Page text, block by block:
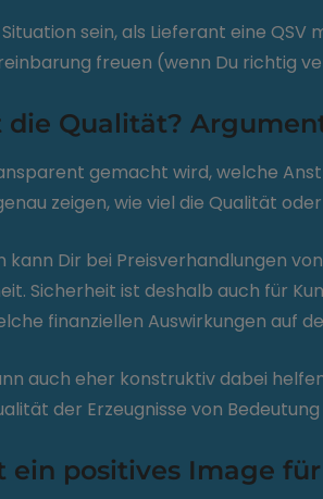
sein, als Lieferant eine
freuen (wenn Du richtig
die Qualität?
gemacht wird, welche
zeigen, wie viel die Qualität
kann Dir bei Preisverhandlungen
Sicherheit ist deshalb auch für
finanziellen Auswirkungen auf
auch eher konstruktiv dabei
der Erzeugnisse von Bedeutung
ein positives Image